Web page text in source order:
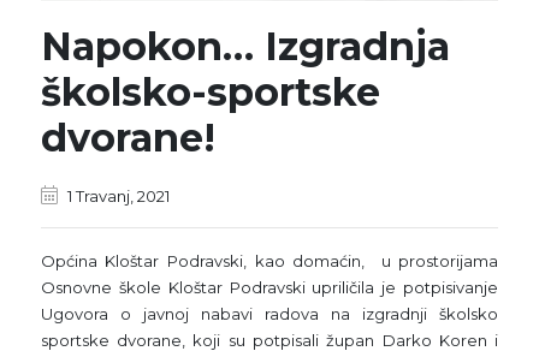
Napokon… Izgradnja
školsko-sportske
dvorane!
1 Travanj, 2021
Općina Kloštar Podravski, kao domaćin, u prostorijama
Osnovne škole Kloštar Podravski upriličila je potpisivanje
Ugovora o javnoj nabavi radova na izgradnji školsko
sportske dvorane, koji su potpisali župan Darko Koren i